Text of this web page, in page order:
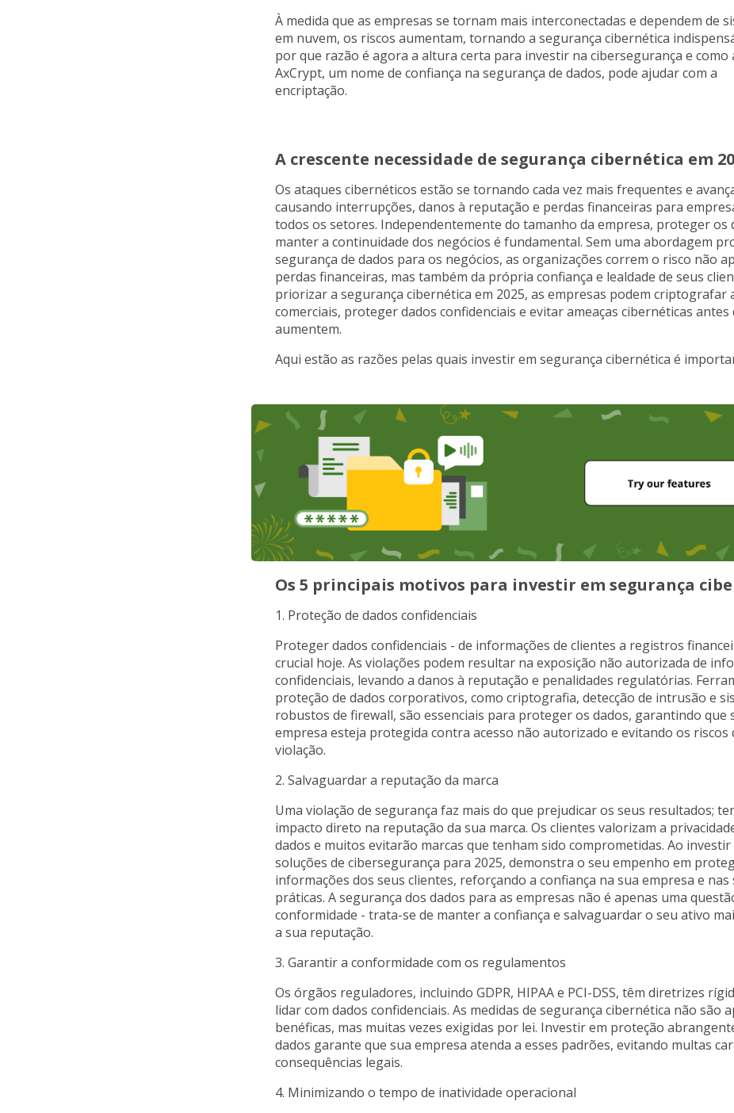
À medida que as empresas se tornam mais interconectadas e dependem de
em nuvem, os riscos aumentam, tornando a segurança cibernética
por que razão é agora a altura certa para investir na cibersegurança e como
AxCrypt, um nome de confiança na segurança de dados, pode ajudar com a
encriptação.
A crescente necessidade de segurança cibernética em
Os ataques cibernéticos estão se tornando cada vez mais frequentes e
causando interrupções, danos à reputação e perdas financeiras para
todos os setores. Independentemente do tamanho da empresa, proteger os
manter a continuidade dos negócios é fundamental. Sem uma abordagem
segurança de dados para os negócios, as organizações correm o risco não
perdas financeiras, mas também da própria confiança e lealdade de seus
priorizar a segurança cibernética em 2025, as empresas podem criptografar
comerciais, proteger dados confidenciais e evitar ameaças cibernéticas antes
aumentem.
Aqui estão as razões pelas quais investir em segurança cibernética é
Os 5 principais motivos para investir em segurança
1. Proteção de dados confidenciais
Proteger dados confidenciais - de informações de clientes a registros
crucial hoje. As violações podem resultar na exposição não autorizada de
confidenciais, levando a danos à reputação e penalidades regulatórias.
proteção de dados corporativos, como criptografia, detecção de intrusão e
robustos de firewall, são essenciais para proteger os dados, garantindo que
empresa esteja protegida contra acesso não autorizado e evitando os riscos
violação.
2. Salvaguardar a reputação da marca
Uma violação de segurança faz mais do que prejudicar os seus resultados;
impacto direto na reputação da sua marca. Os clientes valorizam a
dados e muitos evitarão marcas que tenham sido comprometidas. Ao investir
soluções de cibersegurança para 2025, demonstra o seu empenho em
informações dos seus clientes, reforçando a confiança na sua empresa e nas
práticas. A segurança dos dados para as empresas não é apenas uma
conformidade - trata-se de manter a confiança e salvaguardar o seu ativo
a sua reputação.
3. Garantir a conformidade com os regulamentos
Os órgãos reguladores, incluindo GDPR, HIPAA e PCI-DSS, têm diretrizes
lidar com dados confidenciais. As medidas de segurança cibernética não são
benéficas, mas muitas vezes exigidas por lei. Investir em proteção
dados garante que sua empresa atenda a esses padrões, evitando multas
consequências legais.
4. Minimizando o tempo de inatividade operacional